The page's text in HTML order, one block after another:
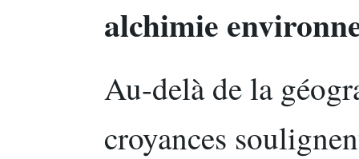
alchimie
Au-delà de la
croyances